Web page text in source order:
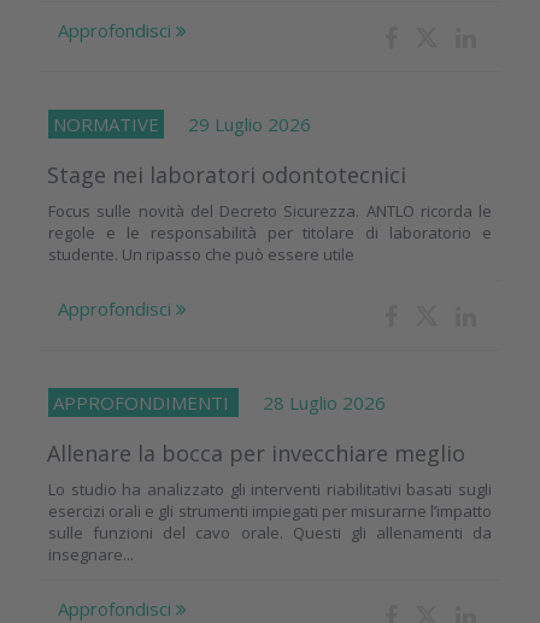
Approfondisci
NORMATIVE 29 Luglio 2026
Stage nei laboratori odontotecnici
Focus sulle novità del Decreto Sicurezza. ANTLO ricorda le
regole e le responsabilità per titolare di laboratorio e
studente. Un ripasso che può essere utile
Approfondisci
APPROFONDIMENTI 28 Luglio 2026
Allenare la bocca per invecchiare meglio
Lo studio ha analizzato gli interventi riabilitativi basati sugli
esercizi orali e gli strumenti impiegati per misurarne l’impatto
sulle funzioni del cavo orale. Questi gli allenamenti da
insegnare...
Approfondisci